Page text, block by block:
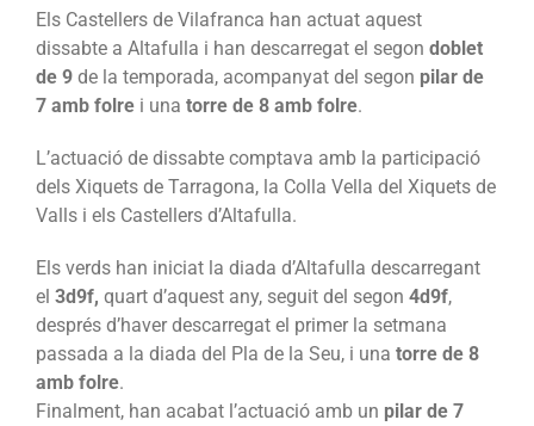
Els Castellers de Vilafranca han actuat aquest
dissabte a Altafulla i han descarregat el segon doblet
de 9 de la temporada, acompanyat del segon pilar de
7 amb folre i una torre de 8 amb folre.
L’actuació de dissabte comptava amb la participació
dels Xiquets de Tarragona, la Colla Vella del Xiquets de
Valls i els Castellers d’Altafulla.
Els verds han iniciat la diada d’Altafulla descarregant
el 3d9f, quart d’aquest any, seguit del segon 4d9f,
després d’haver descarregat el primer la setmana
passada a la diada del Pla de la Seu, i una torre de 8
amb folre.
Finalment, han acabat l’actuació amb un pilar de 7